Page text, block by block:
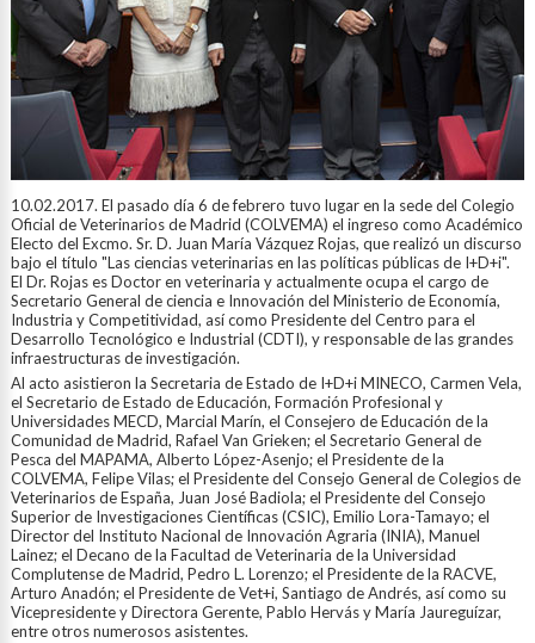
10.02.2017. El pasado día 6 de febrero tuvo lugar en la sede del Colegio
Oficial de Veterinarios de Madrid (COLVEMA) el ingreso como Académico
Electo del Excmo. Sr. D. Juan María Vázquez Rojas, que realizó un discurso
bajo el título "Las ciencias veterinarias en las políticas públicas de I+D+i".
El Dr. Rojas es Doctor en veterinaria y actualmente ocupa el cargo de
Secretario General de ciencia e Innovación del Ministerio de Economía,
Industria y Competitividad, así como Presidente del Centro para el
Desarrollo Tecnológico e Industrial (CDTI), y responsable de las grandes
infraestructuras de investigación.
Al acto asistieron la Secretaria de Estado de I+D+i MINECO, Carmen Vela,
el Secretario de Estado de Educación, Formación Profesional y
Universidades MECD, Marcial Marín, el Consejero de Educación de la
Comunidad de Madrid, Rafael Van Grieken; el Secretario General de
Pesca del MAPAMA, Alberto López-Asenjo; el Presidente de la
COLVEMA, Felipe Vilas; el Presidente del Consejo General de Colegios de
Veterinarios de España, Juan José Badiola; el Presidente del Consejo
Superior de Investigaciones Científicas (CSIC), Emilio Lora-Tamayo; el
Director del Instituto Nacional de Innovación Agraria (INIA), Manuel
Lainez; el Decano de la Facultad de Veterinaria de la Universidad
Complutense de Madrid, Pedro L. Lorenzo; el Presidente de la RACVE,
Arturo Anadón; el Presidente de Vet+i, Santiago de Andrés, así como su
Vicepresidente y Directora Gerente, Pablo Hervás y María Jaureguízar,
entre otros numerosos asistentes.